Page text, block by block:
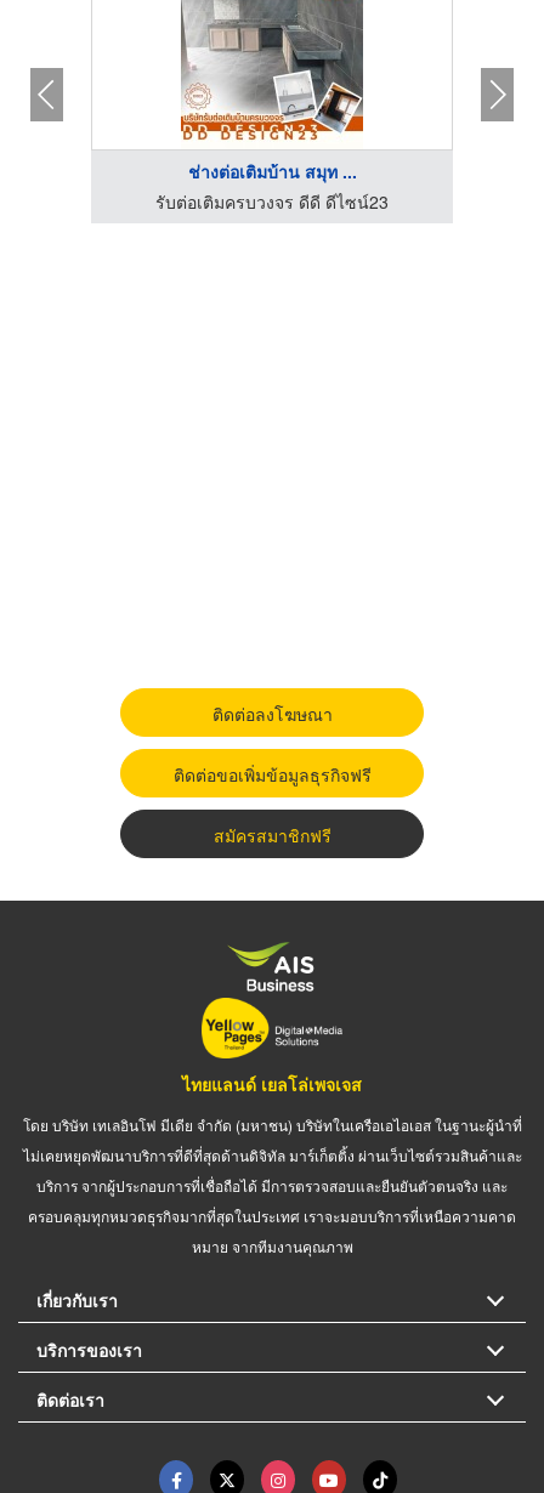
ช่างต่อเติมบ้าน สมุท ...
รับต่อเติมครบวงจร ดีดี ดีไซน์23
ติดต่อลงโฆษณา
ติดต่อขอเพิ่มข้อมูลธุรกิจฟรี
สมัครสมาชิกฟรี
ไทยแลนด์ เยลโล่เพจเจส
โดย บริษัท เทเลอินโฟ มีเดีย จำกัด (มหาชน) บริษัทในเครือเอไอเอส ในฐานะผู้นำที่
ไม่เคยหยุดพัฒนาบริการที่ดีที่สุดด้านดิจิทัล มาร์เก็ตติ้ง ผ่านเว็บไซต์รวมสินค้าและ
บริการ จากผู้ประกอบการที่เชื่อถือได้ มีการตรวจสอบและยืนยันตัวตนจริง และ
ครอบคลุมทุกหมวดธุรกิจมากที่สุดในประเทศ เราจะมอบบริการที่เหนือความคาด
หมาย จากทีมงานคุณภาพ
เกี่ยวกับเรา
บริการของเรา
ติดต่อเรา